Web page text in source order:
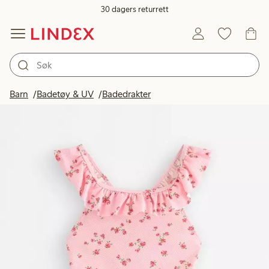
30 dagers returrett
Barn Badetøy & UV Badedrakter